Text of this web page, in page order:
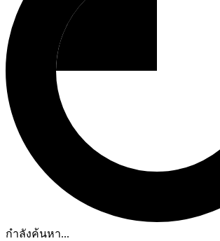
กำลังค้นหา...